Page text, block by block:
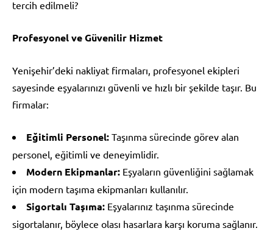
tercih edilmeli?
Profesyonel ve Güvenilir Hizmet
Yenişehir’deki nakliyat firmaları, profesyonel ekipleri
sayesinde eşyalarınızı güvenli ve hızlı bir şekilde taşır. Bu
firmalar:
Eğitimli Personel: Taşınma sürecinde görev alan
personel, eğitimli ve deneyimlidir.
Modern Ekipmanlar: Eşyaların güvenliğini sağlamak
için modern taşıma ekipmanları kullanılır.
Sigortalı Taşıma: Eşyalarınız taşınma sürecinde
sigortalanır, böylece olası hasarlara karşı koruma sağlanır.